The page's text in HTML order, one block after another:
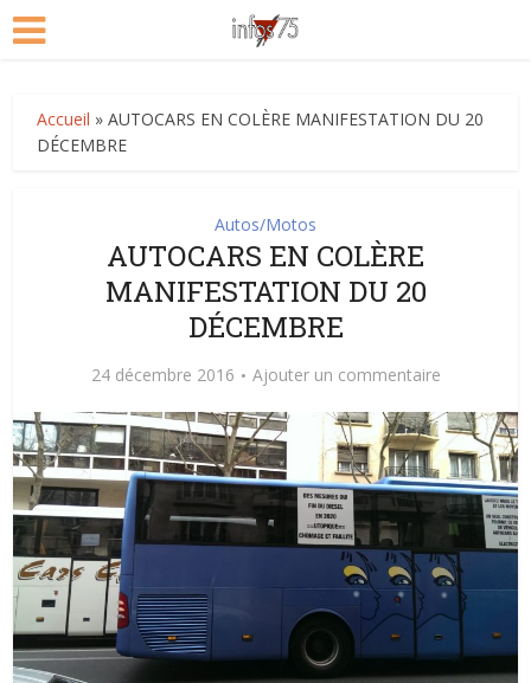
Accueil »AUTOCARS EN COLÈRE MANIFESTATION DU 20
DÉCEMBRE
Autos/Motos
AUTOCARS EN COLÈRE
MANIFESTATION DU 20
DÉCEMBRE
24 décembre 2016 Ajouter un commentaire